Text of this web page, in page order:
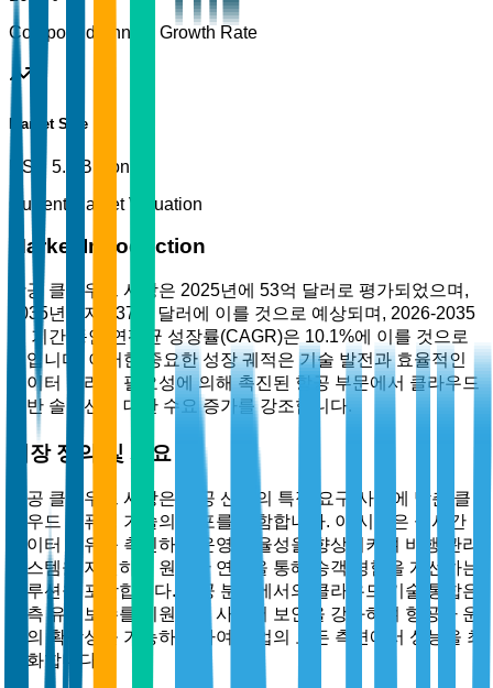
Compound Annual Growth Rate
Market Size
USD 5.3 Billion
Current Market Valuation
Market Introduction
항공 클라우드 시장은 2025년에 53억 달러로 평가되었으며,
2035년까지 137억 달러에 이를 것으로 예상되며, 2026-2035
년 기간 동안 연평균 성장률(CAGR)은 10.1%에 이를 것으로
보입니다. 이러한 중요한 성장 궤적은 기술 발전과 효율적인
데이터 관리의 필요성에 의해 촉진된 항공 부문에서 클라우드
기반 솔루션에 대한 수요 증가를 강조합니다.
시장 정의 및 개요
항공 클라우드 시장은 항공 산업의 특정 요구 사항에 맞춘 클
라우드 컴퓨팅 기술의 배포를 포함합니다. 이 시장은 실시간
데이터 공유를 촉진하고 운영 효율성을 향상시키며 비행 관리
시스템을 지원하고 원활한 연결을 통해 승객 경험을 개선하는
솔루션을 포함합니다. 항공 분야에서의 클라우드 기술 통합은
예측 유지보수를 지원하고 사이버 보안을 강화하며 항공사 운
영의 확장성을 가능하게 하여 산업의 모든 측면에서 성능을 최
적화합니다.